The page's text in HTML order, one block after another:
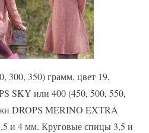
300, 350) грамм, цвет 19,
SKY или 400 (450, 500, 550,
DROPS MERINO EXTRA
и 4 мм. Круговые спицы 3,5 и